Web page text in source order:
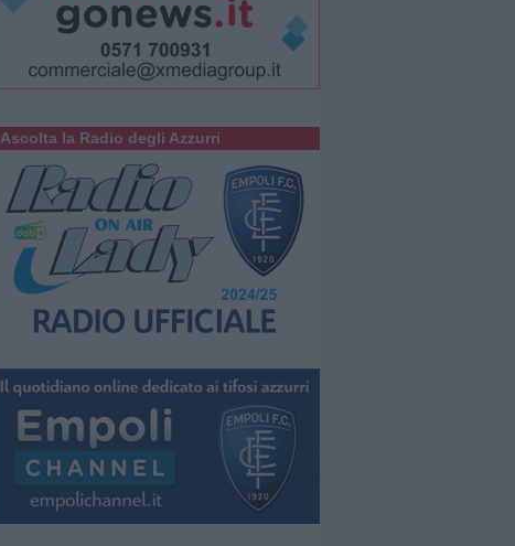
Ascolta la Radio degli Azzurri